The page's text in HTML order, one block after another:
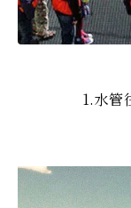
1.水管